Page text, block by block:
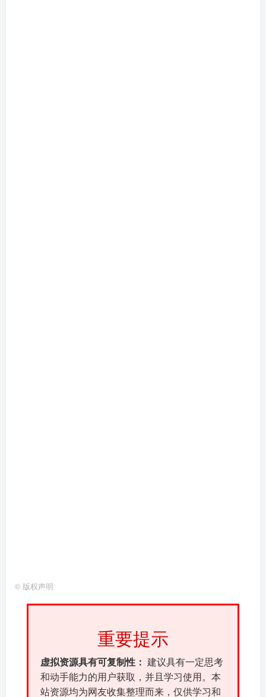
© 版权声明
重要提示
虚拟资源具有可复制性： 建议具有一定思考
和动手能力的用户获取，并且学习使用。本
站资源均为网友收集整理而来，仅供学习和